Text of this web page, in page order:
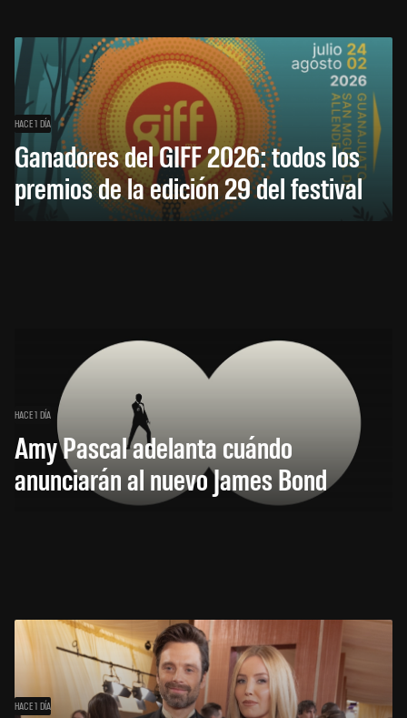
HACE 1 DÍA
Ganadores del GIFF 2026: todos los
premios de la edición 29 del festival
HACE 1 DÍA
Amy Pascal adelanta cuándo
anunciarán al nuevo James Bond
HACE 1 DÍA